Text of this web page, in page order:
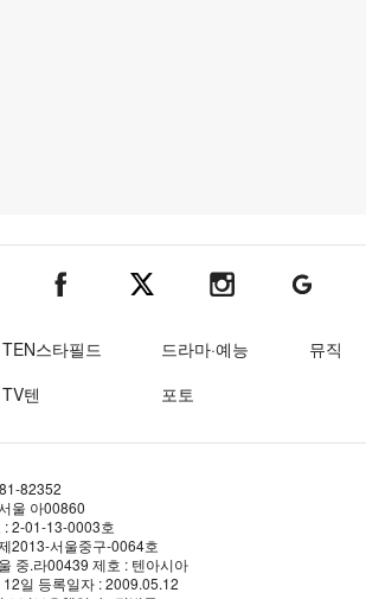
아 네이버TV
텐아시아 페이스북텐아시아 엑스텐아시아 인스타그램
텐아시아
TEN스타필드 드라마·예능
뮤직
TV텐 포토
82352
울 아00860
: 2-01-13-0003호
2013-서울중구-0064호
중.라00439 제호 : 텐아시아
일 등록일자 : 2009.05.12